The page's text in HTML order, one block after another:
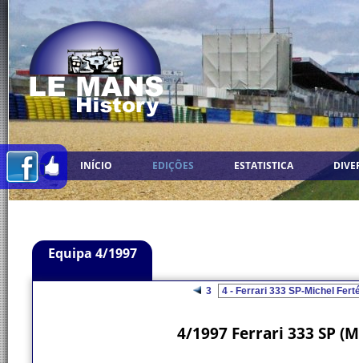
INÍCIO EDIÇÕES ESTATISTICA
Equipa 4/1997
3
4/1997 Ferrari 333 SP